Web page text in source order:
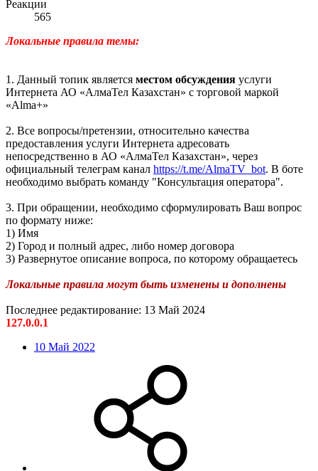
Реакции
565
Локальные правила темы:
1. Данный топик является местом обсуждения услуги
Интернета АО «АлмаТел Казахстан» с торговой маркой
«Alma+»
2. Все вопросы/претензии, относительно качества
предоставления услуги Интернета адресовать
непосредственно в АО «АлмаТел Казахстан», через
официальный телеграм канал https://t.me/AlmaTV_bot. В боте
необходимо выбрать команду "Консультация оператора".
3. При обращении, необходимо сформулировать Ваш вопрос
по формату ниже:
1) Имя
2) Город и полный адрес, либо номер договора
3) Развернутое описание вопроса, по которому обращаетесь
Локальные правила могут быть изменены и дополнены
Последнее редактирование: 13 Май 2024
127.0.0.1
10 Май 2022